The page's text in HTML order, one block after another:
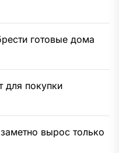
готовые дома
для покупки
вырос только